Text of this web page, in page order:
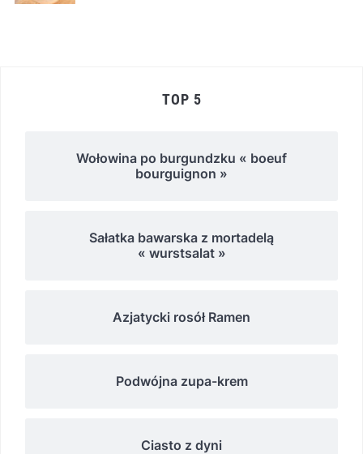
TOP 5
Wołowina po burgundzku « boeuf
bourguignon »
Sałatka bawarska z mortadelą
« wurstsalat »
Azjatycki rosół Ramen
Podwójna zupa-krem
Ciasto z dyni